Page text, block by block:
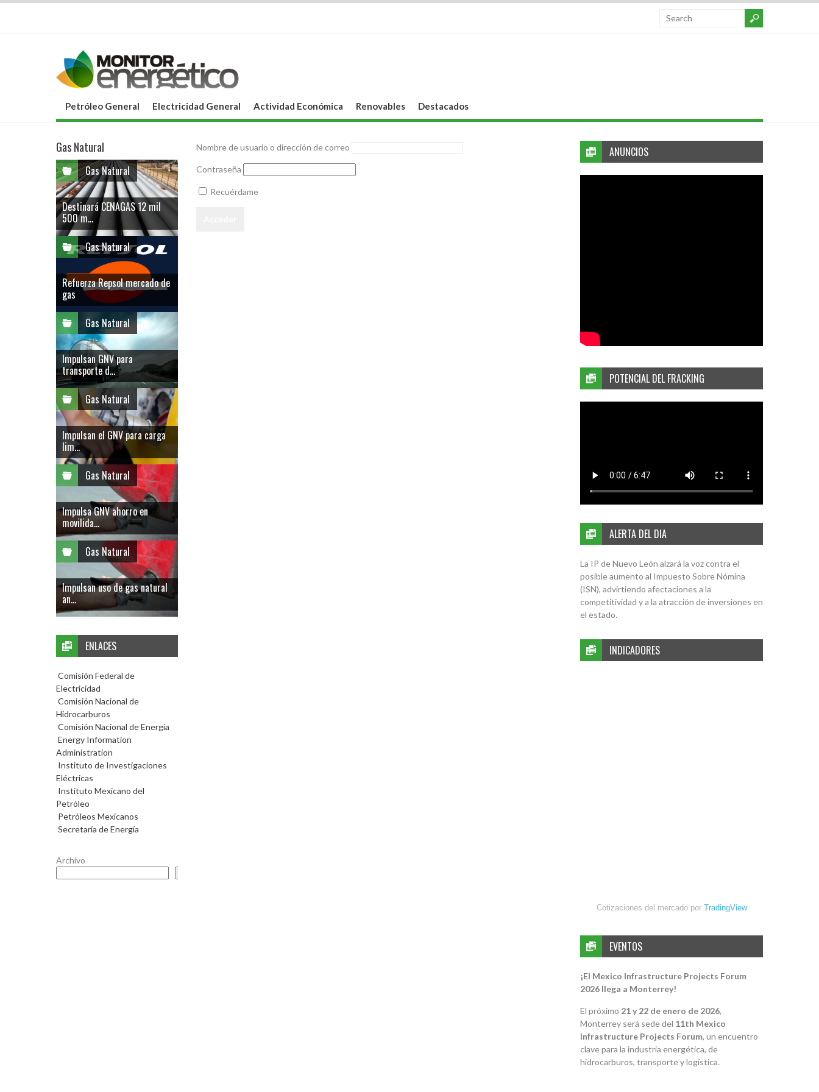
Petróleo General Electricidad General Actividad Económica Renovables Destacados
Nombre de usuario o dirección de correo
Contraseña
Recuérdame
ANUNCIOS
POTENCIAL DEL FRACKING
ALERTA DEL DIA
La IP de Nuevo León alzará la voz contra el
posible aumento al Impuesto Sobre Nómina
(ISN), advirtiendo afectaciones a la
competitividad y a la atracción de inversiones en
el estado.
INDICADORES
Cotizaciones del mercado por TradingView
EVENTOS
¡El Mexico Infrastructure Projects Forum
2026 llega a Monterrey!
El próximo 21 y 22 de enero de 2026,
Monterrey será sede del 11th Mexico
Infrastructure Projects Forum, un encuentro
clave para la industria energética, de
hidrocarburos, transporte y logística.
Gas Natural
Gas Natural
Destinará CENAGAS 12 mil
500 m...
Gas Natural
Refuerza Repsol mercado de
gas
Gas Natural
Impulsan GNV para
transporte d...
Gas Natural
Impulsan el GNV para carga
lim...
Gas Natural
Impulsa GNV ahorro en
movilida...
Gas Natural
Impulsan uso de gas natural
an...
ENLACES
Comisión Federal de
Electricidad
Comisión Nacional de
Hidrocarburos
Comisión Nacional de Energía
Energy Information
Administration
Instituto de Investigaciones
Eléctricas
Instituto Mexicano del
Petróleo
Petróleos Mexicanos
Secretaría de Energía
Archivo